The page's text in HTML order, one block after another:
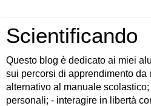
Scientificando
Questo blog è dedicato ai miei
sui percorsi di apprendimento da
alternativo al manuale
personali; - interagire in libertà